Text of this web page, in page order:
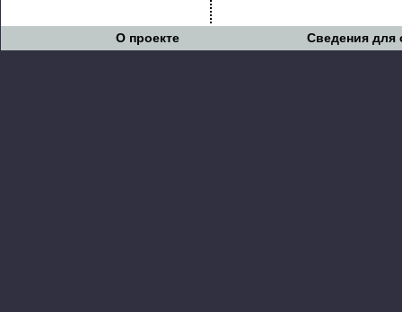
О проекте Сведения для